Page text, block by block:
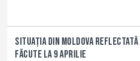
Situaţia din Moldova
făcute la 9 aprilie